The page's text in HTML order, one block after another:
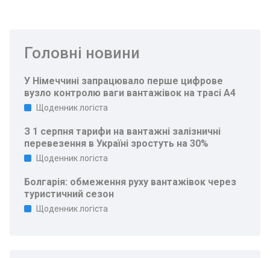
Головні новини
У Німеччині запрацювало перше цифрове
вузло контролю ваги вантажівок на трасі A4
Щоденник логіста
З 1 серпня тарифи на вантажні залізничні
перевезення в Україні зростуть на 30%
Щоденник логіста
Болгарія: обмеження руху вантажівок через
туристичний сезон
Щоденник логіста